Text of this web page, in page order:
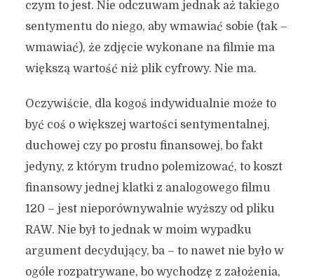
czym to jest. Nie odczuwam jednak aż takiego
sentymentu do niego, aby wmawiać sobie (tak –
wmawiać), że zdjęcie wykonane na filmie ma
większą wartość niż plik cyfrowy. Nie ma.
Oczywiście, dla kogoś indywidualnie może to
być coś o większej wartości sentymentalnej,
duchowej czy po prostu finansowej, bo fakt
jedyny, z którym trudno polemizować, to koszt
finansowy jednej klatki z analogowego filmu
120 – jest nieporównywalnie wyższy od pliku
RAW. Nie był to jednak w moim wypadku
argument decydujący, ba – to nawet nie było w
ogóle rozpatrywane, bo wychodzę z założenia,